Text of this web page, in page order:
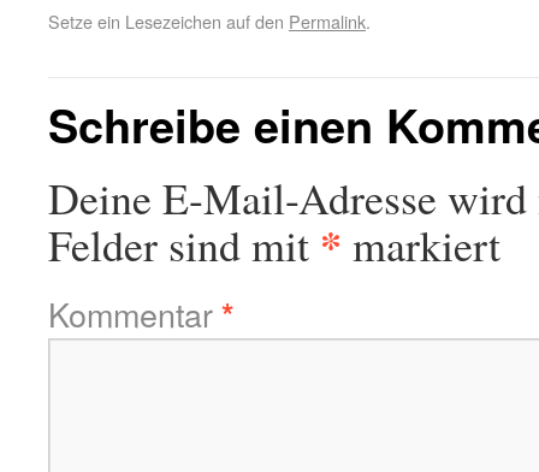
Setze ein Lesezeichen auf den Permalink.
Schreibe einen
Deine E-Mail-Adresse
Felder sind mit * markiert
Kommentar*